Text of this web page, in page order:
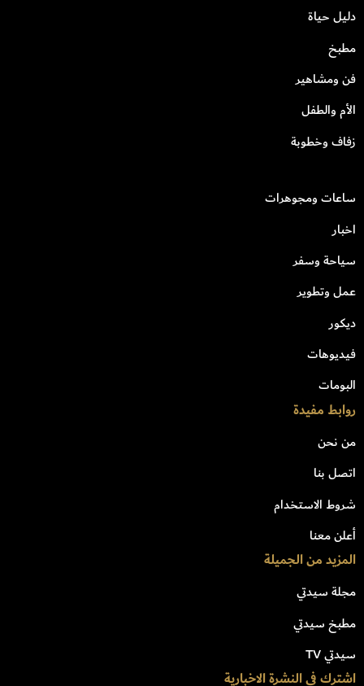
دليل حياة
مطبخ
فن ومشاهير
الأم والطفل
زفاف وخطوبة
ساعات ومجوهرات
اخبار
سياحة وسفر
عمل وتطوير
ديكور
فيديوهات
البومات
روابط مفيدة
من نحن
اتصل بنا
شروط الاستخدام
أعلن معنا
المزيد من الجميلة
مجلة سيدتي
مطبخ سيدتي
سيدتي TV
اشترك في النشرة الاخبارية